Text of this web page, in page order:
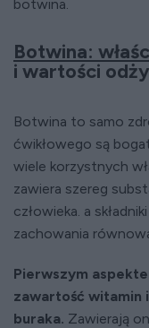
botwina.
Botwina:
i wartości
Botwina to samo
ćwikłowego są
wiele korzystnych
zawiera szereg
człowieka. a
zachowania
Pierwszym
zawartość witamin
buraka. Zawierają